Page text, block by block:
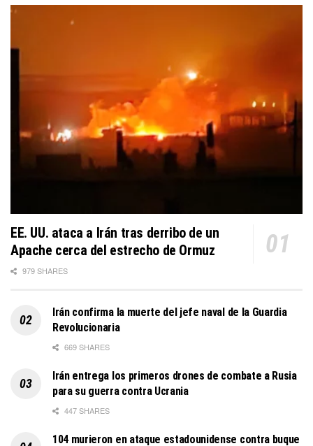
EE. UU. ataca a Irán tras derribo de un
Apache cerca del estrecho de Ormuz
979 SHARES
Irán confirma la muerte del jefe naval de la Guardia
Revolucionaria
669 SHARES
Irán entrega los primeros drones de combate a Rusia
para su guerra contra Ucrania
447 SHARES
104 murieron en ataque estadounidense contra buque